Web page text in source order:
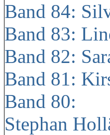
Band 84:
Band 83:
Band 82:
Band 81:
Band 80:
Stephan